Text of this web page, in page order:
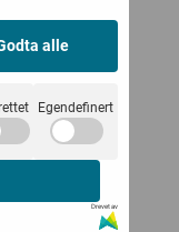
TEX BLACK
IRIS800,-
alle
Egendefinert
Drevet av